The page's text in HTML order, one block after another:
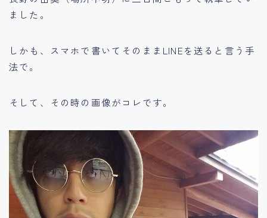
ました。
しかも、スマホで書いてそのままLINEを送ると言う手
法で。
そして、その時の画像がコレです。